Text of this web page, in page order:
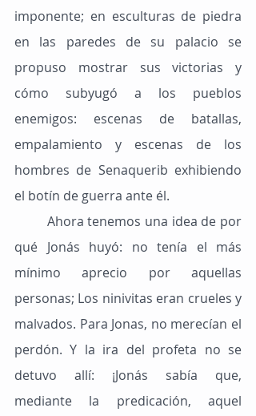
imponente; en esculturas de piedra
en las paredes de su palacio se
propuso mostrar sus victorias y
cómo subyugó a los pueblos
enemigos: escenas de batallas,
empalamiento y escenas de los
hombres de Senaquerib exhibiendo
el botín de guerra ante él.
qué Jonás huyó: no tenía el más
mínimo aprecio por aquellas
personas; Los ninivitas eran crueles y
malvados. Para Jonas, no merecían el
perdón. Y la ira del profeta no se
detuvo allí: ¡Jonás sabía que,
mediante la predicación, aquel